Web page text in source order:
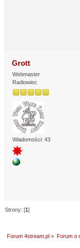
Grott
Webmaster
Radiowiec
Wiadomości: 43
Strony: [1]
Forum 4stream.pl » Forum o